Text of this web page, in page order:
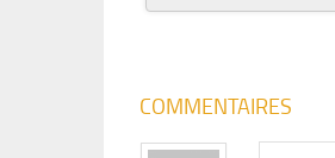
COMMENTAIRES